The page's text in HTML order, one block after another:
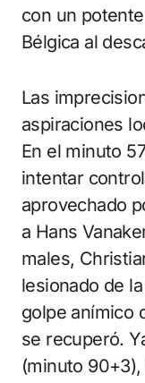
con un
Bélgica al
Las
aspiraciones
En el minuto
intentar
aprovechado
a Hans
males,
lesionado de
golpe anímico
se recuperó.
(minuto